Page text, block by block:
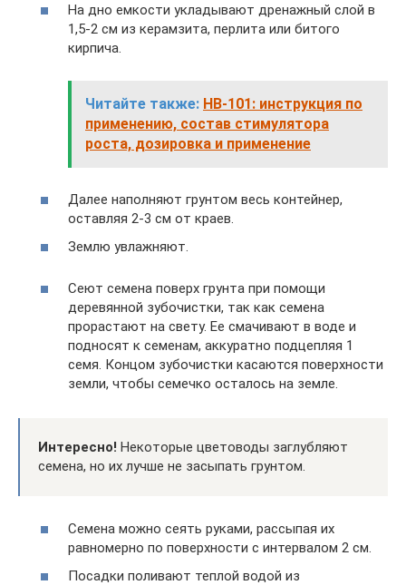
На дно емкости укладывают дренажный слой в
1,5-2 см из керамзита, перлита или битого
кирпича.
Читайте также: HB-101: инструкция по
применению, состав стимулятора
роста, дозировка и применение
Далее наполняют грунтом весь контейнер,
оставляя 2-3 см от краев.
Землю увлажняют.
Сеют семена поверх грунта при помощи
деревянной зубочистки, так как семена
прорастают на свету. Ее смачивают в воде и
подносят к семенам, аккуратно подцепляя 1
семя. Концом зубочистки касаются поверхности
земли, чтобы семечко осталось на земле.
Интересно! Некоторые цветоводы заглубляют
семена, но их лучше не засыпать грунтом.
Семена можно сеять руками, рассыпая их
равномерно по поверхности с интервалом 2 см.
Посадки поливают теплой водой из